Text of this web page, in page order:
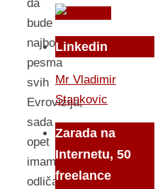
da
bude
najbolja
pesma
svih
Evrovizija,
sada
opet
imamo
odličan
Linkedin
Mr Vladimir
Stankovic
Zarada na
Internetu, 50
freelance